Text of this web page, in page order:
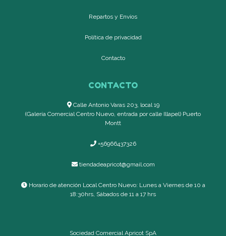
Repartos y Envíos
Política de privacidad
Contacto
CONTACTO
Calle Antonio Varas 203, local 19
(Galería Comercial Centro Nuevo, entrada por calle Illapel) Puerto
Montt
+56966437326
tiendadeapricot@gmail.com
Horario de atención Local Centro Nuevo: Lunes a Viernes de 10 a
18:30hrs, Sábados de 11 a 17 hrs
Sociedad Comercial Apricot SpA